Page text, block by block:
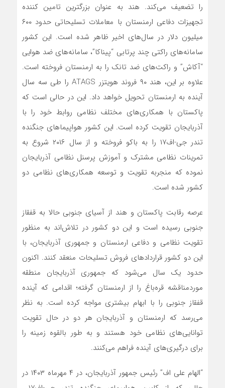
را تضعیف می‌کند. هند به عنوان بزرگترین تامین کننده
تجهیزات دفاعی ارمنستان با معاملات تسلیحاتی حدود ۶۰۰
میلیون دلار در سال‌های اخیر ظاهر شده است. این کشور
سامانه‌های راکتی چند پرتابی “پیناکا”، سامانه‌های ضد هوایی
“آکاش” و راکت‌های ضد تانک را به ارمنستان فروخته است.
علاوه بر این، هند ۹۰ فروند هویتزر ATAGS را طی سه سال
آینده به ارمنستان تحویل خواهد داد. این در حالی است که
پاکستان با همکاری‌های مختلف نظامی روابط خود را با
آذربایجان تقویت کرده است. این کشور هواپیماهای جنگنده
تندر جی-اف۱۷ را به باکو فروخته و از سال ۲۰۱۶ شروع به
تمرینات نظامی مشترک و آموزش پرسنل نظامی آذربایجان
نموده که منجربه تقویت و توسعه همکاری‌های نظامی دو
کشور شده است.
عرصه رقابت پاکستان و هند از آسیای جنوبی حالا به قفقاز
جنوبی رسیده است و این دو کشور در تلاش‌اند به منظور
تقویت نظامی و دفاعی ارمنستان و جمهوری آذربایجان، با
این دو کشور قراردادهای فروش تسلیحات منعقد کنند. اکنون
حدود یک سال می‌شود که جمهوری آذربایجان منطقه
موردمناقشه قره‌باغ را از ارمنستان گرفته؛ اقدامی که آینده
قفقاز جنوبی را با ابهام بیشتری مواجه کرده است. به نظر
می‌رسد که ارمنستان و آذربایجان هر دو در حال تقویت
توانایی‌های نظامی خود هستند و به طور بالقوه زمینه را
برای درگیری‌های آینده فراهم می‌کنند.
“الهام علی اف” رئیس جمهور آذربایجان، در ۴ مهرماه ۱۴۰۳ در